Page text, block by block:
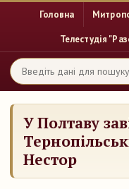
Головна
Телестудія
У Полтаву
Нестор